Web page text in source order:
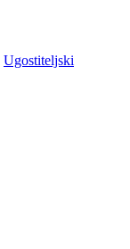
Ugostiteljski